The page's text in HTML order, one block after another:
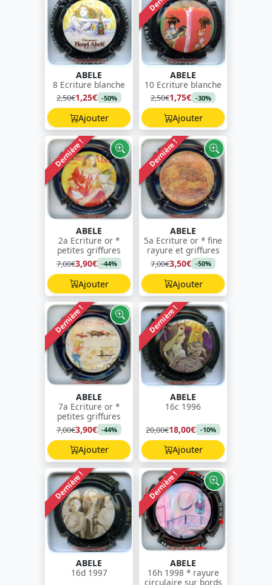
ABELE
8 Ecriture blanche
2,50€1,25€ -50%
Ajouter
ABELE
10 Ecriture blanche
2,50€1,75€ -30%
Ajouter
Dernière !
ABELE
2a Ecriture or *
petites griffures
7,00€3,90€ -44%
Ajouter
Dernière !
ABELE
5a Ecriture or * fine
rayure et griffures
7,00€3,50€ -50%
Ajouter
Dernière !
ABELE
7a Ecriture or *
petites griffures
7,00€3,90€ -44%
Ajouter
Dernière !
ABELE
16c 1996
20,00€18,00€ -10%
Ajouter
Dernière !
ABELE
16d 1997
Dernière !
ABELE
16h 1998 * rayure
circulaire sur bords